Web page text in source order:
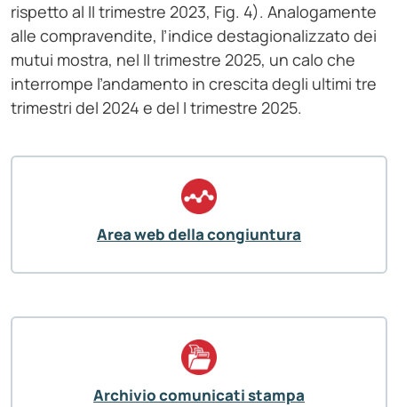
rispetto al II trimestre 2023, Fig. 4). Analogamente
alle compravendite, l’indice destagionalizzato dei
mutui mostra, nel II trimestre 2025, un calo che
interrompe l’andamento in crescita degli ultimi tre
trimestri del 2024 e del I trimestre 2025.
Area web della congiuntura
Archivio comunicati stampa